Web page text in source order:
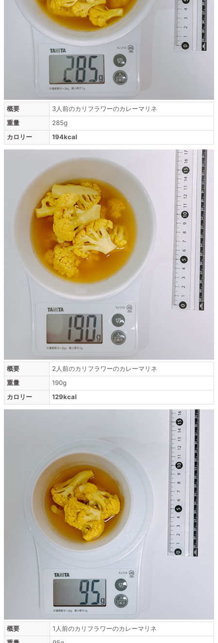
概要
3人前のカリフラワーのカレーマリネ
重量
285g
カロリー
194kcal
概要
2人前のカリフラワーのカレーマリネ
重量
190g
カロリー
129kcal
概要
1人前のカリフラワーのカレーマリネ